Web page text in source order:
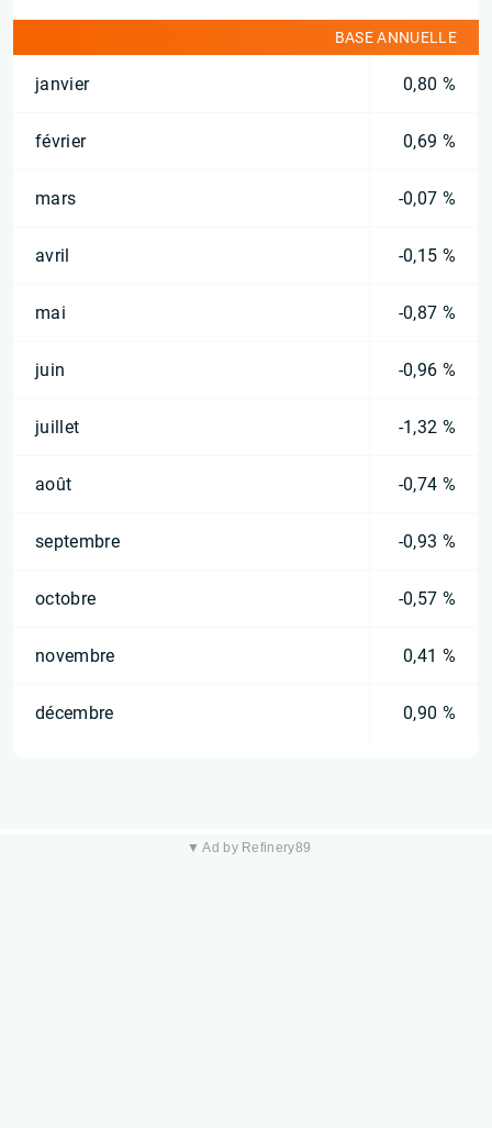
BASE ANNUELLE
janvier 0,80 %
février 0,69 %
mars -0,07 %
avril -0,15 %
mai -0,87 %
juin -0,96 %
juillet -1,32 %
août -0,74 %
septembre -0,93 %
octobre -0,57 %
novembre 0,41 %
décembre 0,90 %
▼ Ad by Refinery89